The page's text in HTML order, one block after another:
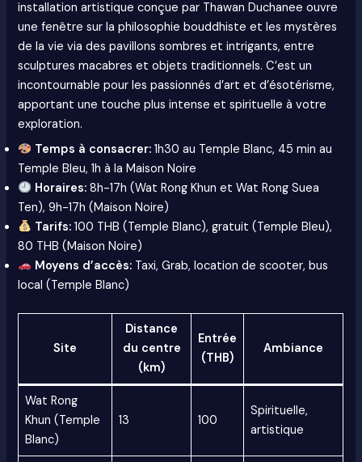
installation artistique conçue par Thawan Duchanee ouvre
une fenêtre sur la philosophie bouddhiste et les mystères
de la vie via des pavillons sombres et intrigants, entre
sculptures macabres et objets traditionnels. C’est un
incontournable pour les passionnés d’art et d’ésotérisme,
apportant une touche plus intense et spirituelle à votre
exploration.
Temps à consacrer: 1h30 au Temple Blanc, 45 min au
Temple Bleu, 1h à la Maison Noire
Horaires: 8h-17h (Wat Rong Khun et Wat Rong Suea
Ten), 9h-17h (Maison Noire)
Tarifs: 100 THB (Temple Blanc), gratuit (Temple Bleu),
80 THB (Maison Noire)
Moyens d’accès: Taxi, Grab, location de scooter, bus
local (Temple Blanc)
Site
Distance
du centre
(km)
Entrée
(THB)
Ambiance
Wat Rong
Khun (Temple
Blanc)
13 100
Spirituelle,
artistique